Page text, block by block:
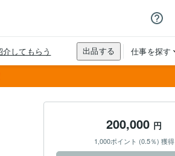
200,000 円
1,000ポイント (0.5％) 獲得